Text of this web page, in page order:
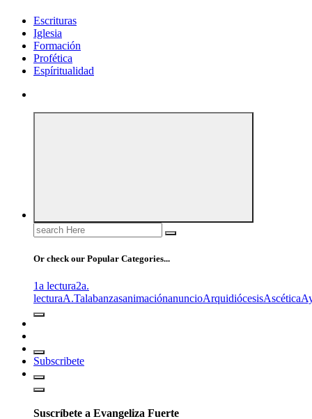
Escrituras
Iglesia
Formación
Profética
Espíritualidad
Search
for:
Or check our Popular Categories...
1a lectura2a.
lecturaA.TalabanzasanimaciónanuncioArquidiócesisAscética
Subscribete
Suscríbete a Evangeliza Fuerte